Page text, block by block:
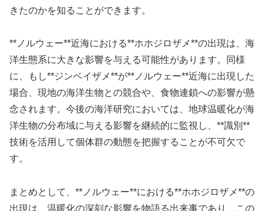
きたのかを知ることができます。
**ノルウェー**近海における**ホホジロザメ**の出現は、海
洋生態系に大きな影響を与える可能性があります。同様
に、もし**ジンベイザメ**が**ノルウェー**近海に出現した
場合、現地の海洋生物との競合や、食物連鎖への影響が懸
念されます。今後の海洋研究においては、地球温暖化が海
洋生物の分布域に与える影響を継続的に監視し、**識別**
技術を活用して個体群の動態を把握することが不可欠で
す。
まとめとして、**ノルウェー**における**ホホジロザメ**の
出現は、温暖化の深刻な影響を物語る出来事であり、この